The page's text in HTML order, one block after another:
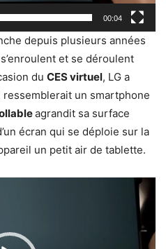
00:04
depuis plusieurs années
et se déroulent
du CES virtuel, LG a
un smartphone
agrandit sa surface
écran qui se déploie sur la
un petit air de tablette.